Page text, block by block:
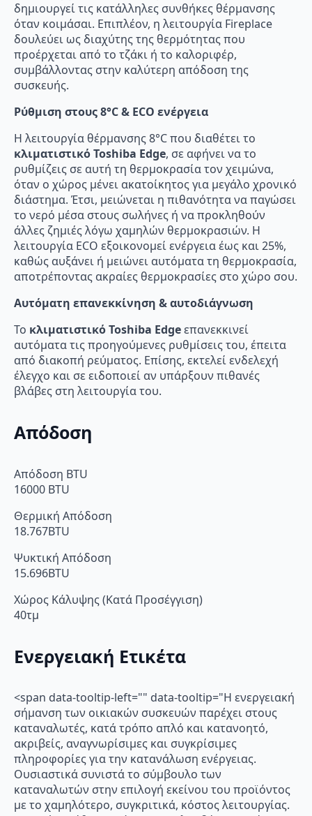
δημιουργεί τις κατάλληλες συνθήκες θέρμανσης
όταν κοιμάσαι. Επιπλέον, η λειτουργία Fireplace
δουλεύει ως διαχύτης της θερμότητας που
προέρχεται από το τζάκι ή το καλοριφέρ,
συμβάλλοντας στην καλύτερη απόδοση της
συσκευής.
Ρύθμιση στους 8°C & ECO ενέργεια
Η λειτουργία θέρμανσης 8°C που διαθέτει το
κλιματιστικό Toshiba Edge, σε αφήνει να το
ρυθμίζεις σε αυτή τη θερμοκρασία τον χειμώνα,
όταν ο χώρος μένει ακατοίκητος για μεγάλο χρονικό
διάστημα. Έτσι, μειώνεται η πιθανότητα να παγώσει
το νερό μέσα στους σωλήνες ή να προκληθούν
άλλες ζημιές λόγω χαμηλών θερμοκρασιών. Η
λειτουργία ECO εξοικονομεί ενέργεια έως και 25%,
καθώς αυξάνει ή μειώνει αυτόματα τη θερμοκρασία,
αποτρέποντας ακραίες θερμοκρασίες στο χώρο σου.
Αυτόματη επανεκκίνηση & αυτοδιάγνωση
Το κλιματιστικό Toshiba Edgeεπανεκκινεί
αυτόματα τις προηγούμενες ρυθμίσεις του, έπειτα
από διακοπή ρεύματος. Επίσης, εκτελεί ενδελεχή
έλεγχο και σε ειδοποιεί αν υπάρξουν πιθανές
βλάβες στη λειτουργία του.
Απόδοση
Απόδοση BTU
16000 BTU
Θερμική Απόδοση
18.767BTU
Ψυκτική Απόδοση
15.696BTU
Χώρος Κάλυψης (Κατά Προσέγγιση)
40τμ
Ενεργειακή Ετικέτα
<span data-tooltip-left="" data-tooltip="Η ενεργειακή
σήμανση των οικιακών συσκευών παρέχει στους
καταναλωτές, κατά τρόπο απλό και κατανοητό,
ακριβείς, αναγνωρίσιμες και συγκρίσιμες
πληροφορίες για την κατανάλωση ενέργειας.
Ουσιαστικά συνιστά το σύμβουλο των
καταναλωτών στην επιλογή εκείνου του προϊόντος
με το χαμηλότερο, συγκριτικά, κόστος λειτουργίας.